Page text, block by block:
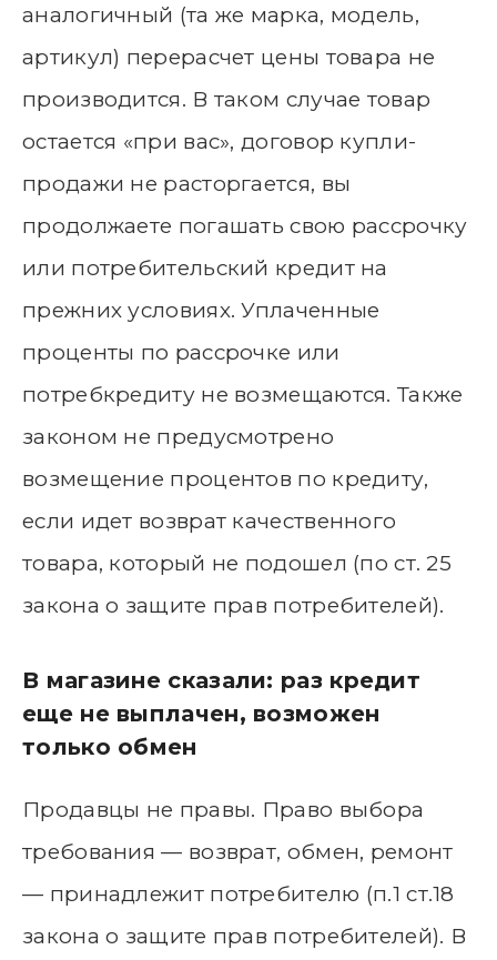
аналогичный (та же марка, модель,
артикул) перерасчет цены товара не
производится. В таком случае товар
остается «при вас», договор купли-
продажи не расторгается, вы
продолжаете погашать свою рассрочку
или потребительский кредит на
прежних условиях. Уплаченные
проценты по рассрочке или
потребкредиту не возмещаются. Также
законом не предусмотрено
возмещение процентов по кредиту,
если идет возврат качественного
товара, который не подошел (по ст. 25
закона о защите прав потребителей).
В магазине сказали: раз кредит
еще не выплачен, возможен
только обмен
Продавцы не правы. Право выбора
требования — возврат, обмен, ремонт
— принадлежит потребителю (п.1 ст.18
закона о защите прав потребителей). В